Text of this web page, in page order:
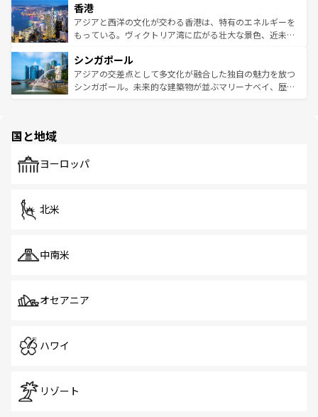
とつ。フォーやバインミー、ベトナムコーヒーなどは、ぜ
ひ現地で味わいたい。どの地域を訪れてもあたたかい人々
が旅行者を迎えてくれるので、きっと忘れられない旅にな
参照してほしい。
の活気が交差している。北部ではチェンマイなどの山岳地
帯で自然と触れ合い、南部ではプーケットやクラビの美し
いビーチでリゾート気分を楽しむことができる。タイ料理
激する。気候は一年中温暖で、どの季節にも異なる楽しみ
が待っている。親しみやすいタイの人々、仏教を中心とし
た文化、そして多様な観光資源が、訪れる旅人を魅了し続
香港
アジアと西洋の文化が交わる香港は、特有のエネルギーを
もっている。ヴィクトリア湾に広がる壮大な景色、近未来
み、どこを訪れても感動するはず。観光スポットが密集し
ており、効率よく見どころを回れるのも魅力。息をのむよ
うな絶景から文化的な体験まで、香港を存分に楽しみ尽く
シンガポール
アジアの交差点として多文化が融合した独自の魅力を放つ
シンガポール。未来的な建築物が並ぶマリーナベイ、歴史
で、ホーカーズは地元の風情を楽しめる外せないスポット
国と地域
ヨーロッパ
北米
中南米
オセアニア
ハワイ
リゾート